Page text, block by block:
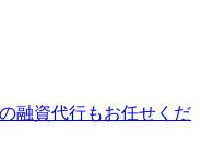
融資代行もお任せくだ